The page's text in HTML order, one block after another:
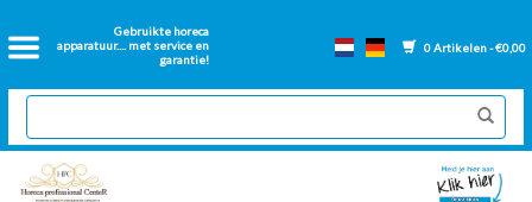
Gebruikte horeca
apparatuur.... met service en
garantie!
0 Artikelen - €0,00
Home
2dehands Horeca
Nieuwe apparatuur